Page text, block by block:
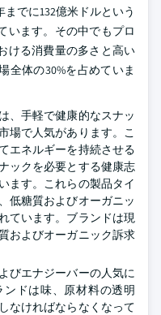
でに132億米ドルという
います。その中でもプロ
ける消費量の多さと高い
全体の30%を占めていま
、手軽で健康的なスナッ
場で人気があります。こ
エネルギーを持続させる
ックを必要とする健康志
ます。これらの製品タイ
低糖質およびオーガニッ
ています。ブランドは現
およびオーガニック訴求
びエナジーバーの人気に
ドは味、原材料の透明
なければならなくなって